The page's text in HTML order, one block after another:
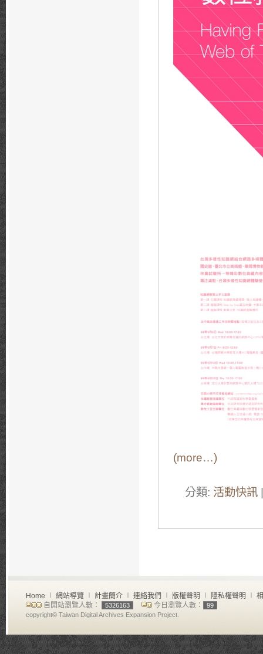
(more…)
分類: 活動快訊
Home ∣ 網站導覽 ∣ 計畫簡介 ∣ 連絡我們 ∣ 版權聲明 ∣ 隱私權聲明 ∣
自開站瀏覽人數：
5326163 今日瀏覽人數：
99
copyright© Taiwan Digital Archives Expansion Project.